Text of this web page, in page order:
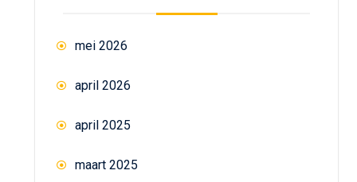
mei 2026
april 2026
april 2025
maart 2025